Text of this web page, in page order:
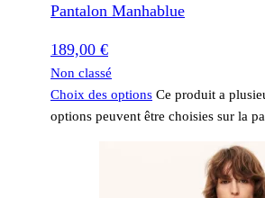
Pantalon Manhablue
189,00 €
Non classé
Choix des options Ce produit a
options peuvent être choisies sur la